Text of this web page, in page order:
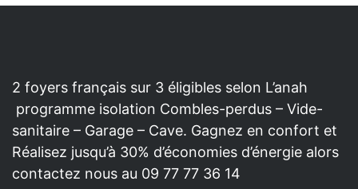
2 foyers français sur 3 éligibles selon L’anah
programme isolation Combles-perdus – Vide-
sanitaire – Garage – Cave. Gagnez en confort et
Réalisez jusqu’à 30% d’économies d’énergie alors
contactez nous au 09 77 77 36 14